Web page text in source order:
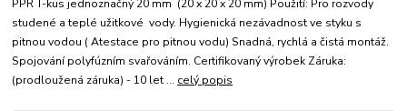
PPR T-kus jednoznačný 20 mm (20 x 20 x 20 mm) Použití: Pro rozvody
studené a teplé užitkové vody. Hygienická nezávadnost ve styku s
pitnou vodou ( Atestace pro pitnou vodu) Snadná, rychlá a čistá montáž.
Spojování polyfúzním svařováním. Certifikovaný výrobek Záruka:
(prodloužená záruka) - 10 let ... celý popis